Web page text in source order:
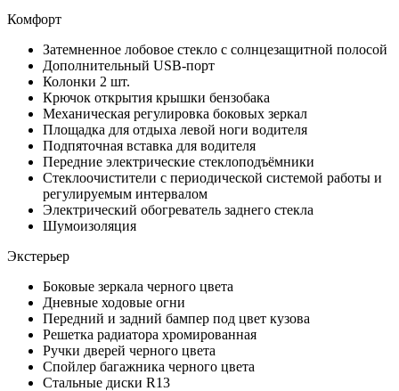
Комфорт
Затемненное лобовое стекло с солнцезащитной полосой
Дополнительный USB-порт
Колонки 2 шт.
Крючок открытия крышки бензобака
Механическая регулировка боковых зеркал
Площадка для отдыха левой ноги водителя
Подпяточная вставка для водителя
Передние электрические стеклоподъёмники
Стеклоочистители с периодической системой работы и
регулируемым интервалом
Электрический обогреватель заднего стекла
Шумоизоляция
Экстерьер
Боковые зеркала черного цвета
Дневные ходовые огни
Передний и задний бампер под цвет кузова
Решетка радиатора хромированная
Ручки дверей черного цвета
Спойлер багажника черного цвета
Стальные диски R13